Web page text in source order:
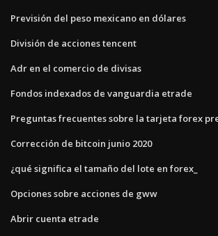
Previsión del peso mexicano en dólares
División de acciones tencent
Adr en el comercio de divisas
Fondos indexados de vanguardia etrade
Preguntas frecuentes sobre la tarjeta forex
Corrección de bitcoin junio 2020
¿qué significa el tamaño del lote en forex_
Opciones sobre acciones de gww
Abrir cuenta etrade